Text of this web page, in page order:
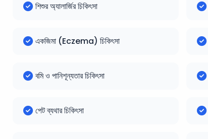
শিশুর অ্যালার্জির চিকিৎসা
একজিমা (Eczema) চিকিৎসা
বমি ও পানিশূন্যতার চিকিৎসা
পেট ব্যথার চিকিৎসা